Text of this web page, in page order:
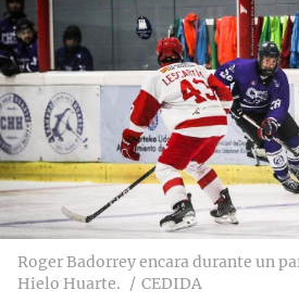
Roger Badorrey encara durante un
Hielo Huarte.
CEDIDA